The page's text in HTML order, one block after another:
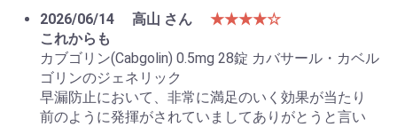
2026/06/14 高山 さん
★★★★☆
これからも
カブゴリン(Cabgolin) 0.5mg 28錠 カバサール・カベル
ゴリンのジェネリック
早漏防止において、非常に満足のいく効果が当たり
前のように発揮がされていましてありがとうと言い